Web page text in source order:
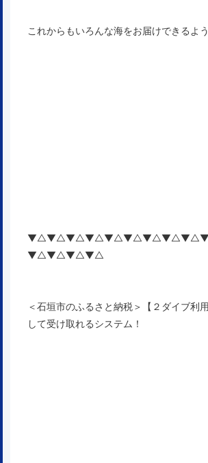
これからもいろんな海をお届けできるよ
▼△▼△▼△▼△
＜石垣市のふるさと納税＞【２ダイブ利
して受け取れるシステム！